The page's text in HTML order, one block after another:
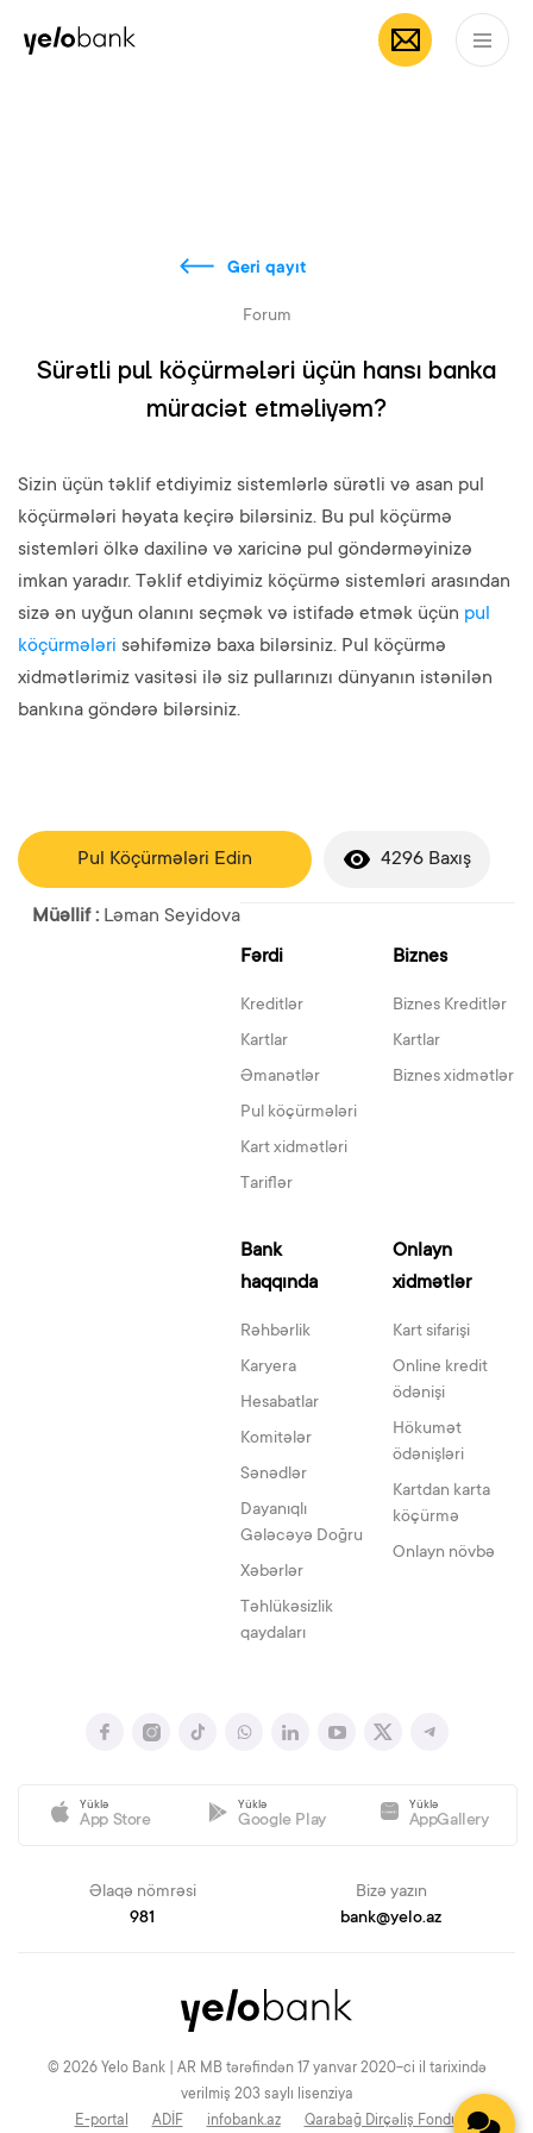
Fərdi Biznes
Geri qayıt
Forum
Sürətli pul köçürmələri üçün hansı banka
müraciət etməliyəm?
Sizin üçün təklif etdiyimiz sistemlərlə sürətli və asan pul
köçürmələri həyata keçirə bilərsiniz. Bu pul köçürmə
sistemləri ölkə daxilinə və xaricinə pul göndərməyinizə
imkan yaradır. Təklif etdiyimiz köçürmə sistemləri arasından
sizə ən uyğun olanını seçmək və istifadə etmək üçün pul
köçürmələri səhifəmizə baxa bilərsiniz. Pul köçürmə
xidmətlərimiz vasitəsi ilə siz pullarınızı dünyanın istənilən
bankına göndərə bilərsiniz.
Pul Köçürmələri Edin 4296 Baxış
Müəllif : Ləman Seyidova
Fərdi
Kreditlər
Kartlar
Əmanətlər
Pul köçürmələri
Kart xidmətləri
Tariflər
Biznes
Biznes Kreditlər
Kartlar
Biznes xidmətlər
Bank
haqqında
Rəhbərlik
Karyera
Hesabatlar
Komitələr
Sənədlər
Dayanıqlı
Gələcəyə Doğru
Xəbərlər
Təhlükəsizlik
qaydaları
Onlayn
xidmətlər
Kart sifarişi
Online kredit
ödənişi
Hökumət
ödənişləri
Kartdan karta
köçürmə
Onlayn növbə
Yüklə
App Store
Yüklə
Google Play
Yüklə
AppGallery
Əlaqə nömrəsi
981
Bizə yazın
bank@yelo.az
© 2026 Yelo Bank | AR MB tərəfindən 17 yanvar 2020-ci il tarixində
verilmiş 203 saylı lisenziya
E-portal
ADİF infobank.az Qarabağ Dirçəliş Fondu